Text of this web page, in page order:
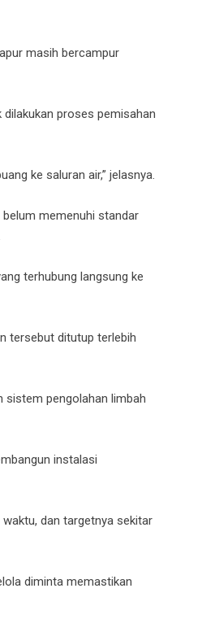
masih bercampur
proses pemisahan
ke saluran air,” jelasnya.
memenuhi standar
terhubung langsung ke
tersebut ditutup terlebih
sistem pengolahan limbah
instalasi
dan targetnya sekitar
diminta memastikan